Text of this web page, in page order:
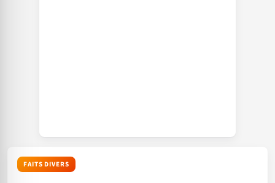
FAITS DIVERS